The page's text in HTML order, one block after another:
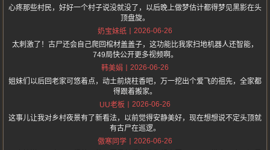
心疼那些村民，好好一个村子说没就没了，以后晚上做梦估计都得梦见黑影在头
顶盘旋。
奶宝妹纸
2026-06-26
太刺激了！古尸还会自己爬回棺材盖盖子，这功能比我家扫地机器人还智能，
749局快公开更多视频啊。
韩美娟
2026-06-26
姐妹们以后回老家可悠着点，动土前烧柱香吧，万一挖出个爱飞的祖先，全家都
得跟着搬家。
UU老板
2026-06-26
这事儿让我对乡村夜景有了新看法，以前觉得安静美好，现在想想说不定头顶就
有古尸在巡逻。
傲寒同学
2026-06-26